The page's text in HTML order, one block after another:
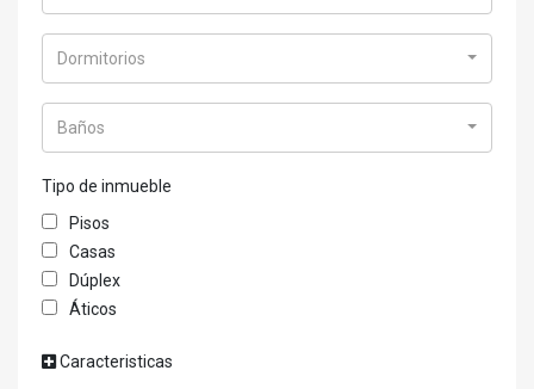
Dormitorios
Baños
Tipo de inmueble
Pisos
Casas
Dúplex
Áticos
Caracteristicas